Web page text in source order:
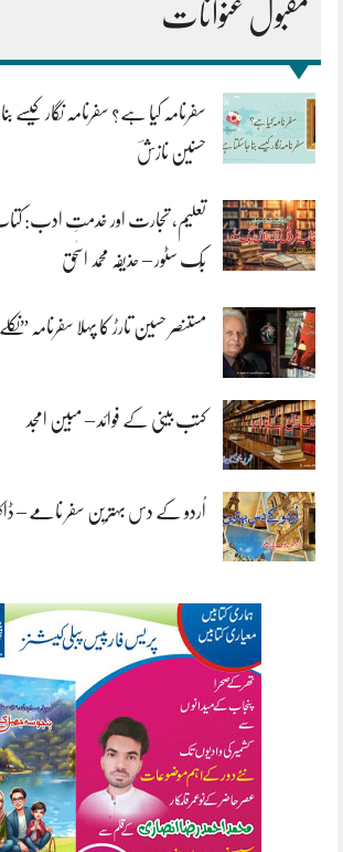
مقبول عنوانات
سفرنامہ کیا ہے؟ سفرنامہ نگار کیسے
حسنین نازشؔ
تعلیم، تجارت اور خدمتِ ادب:
بُک سٹور – حذیفہ محمد اسحٰق
مستنصر حسین تارڑ کا پہلا سفرنامہ
کتب بینی کے فوائد – مبین امجد
اُردو کے دس بہترین سفر نامے –